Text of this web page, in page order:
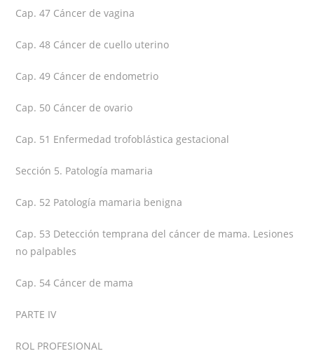
Cap. 47 Cáncer de vagina
Cap. 48 Cáncer de cuello uterino
Cap. 49 Cáncer de endometrio
Cap. 50 Cáncer de ovario
Cap. 51 Enfermedad trofoblástica gestacional
Sección 5. Patología mamaria
Cap. 52 Patología mamaria benigna
Cap. 53 Detección temprana del cáncer de mama. Lesiones
no palpables
Cap. 54 Cáncer de mama
PARTE IV
ROL PROFESIONAL